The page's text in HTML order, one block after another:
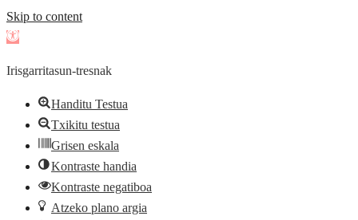
Skip to content
Open
Irisgarritasun-tresnak
Handitu Testua
Txikitu testua
Grisen eskala
Kontraste handia
Kontraste negatiboa
Atzeko plano argia